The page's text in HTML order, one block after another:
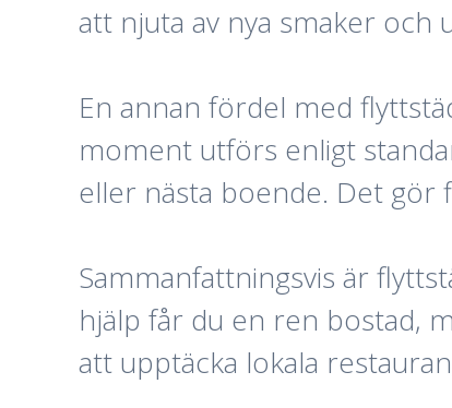
att njuta av nya smaker och
En annan fördel med
moment utförs enligt
eller nästa boende. Det gör
Sammanfattningsvis är
hjälp får du en ren bostad,
att upptäcka lokala